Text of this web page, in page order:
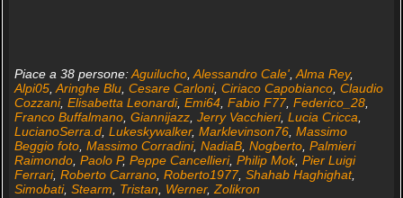
Piace a 38 persone:Aguilucho, Alessandro Cale', Alma Rey,
Alpi05, Aringhe Blu, Cesare Carloni, Ciriaco Capobianco, Claudio
Cozzani, Elisabetta Leonardi, Emi64, Fabio F77, Federico_28,
Franco Buffalmano, Giannijazz, Jerry Vacchieri, Lucia Cricca
LucianoSerra.d, Lukeskywalker, Marklevinson76, Massimo
Beggio foto, Massimo Corradini, NadiaB, Nogberto, Palmieri
Raimondo, Paolo P, Peppe Cancellieri, Philip Mok, Pier Luigi
Ferrari, Roberto Carrano, Roberto1977, Shahab Haghighat,
Simobati, Stearm Tristan Werner, Zolikron